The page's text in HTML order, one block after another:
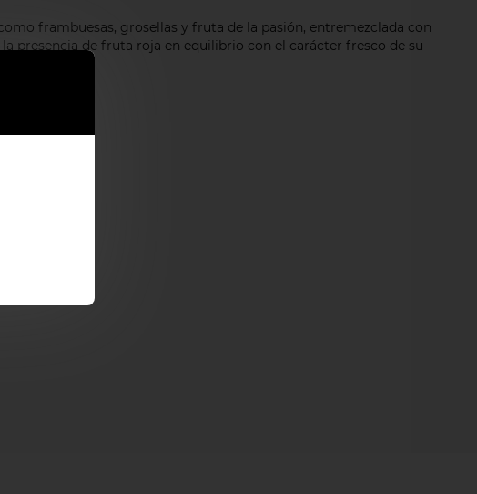
frambuesas, grosellas y fruta de la pasión, entremezclada con
presencia de fruta roja en equilibrio con el carácter fresco de su